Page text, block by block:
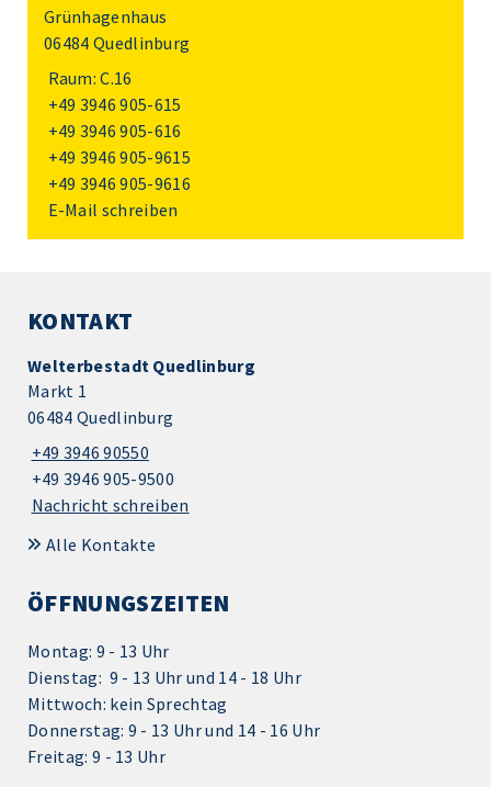
Grünhagenhaus
06484 Quedlinburg
Raum: C.16
+49 3946 905-615
+49 3946 905-616
+49 3946 905-9615
+49 3946 905-9616
E-Mail schreiben
KONTAKT
Welterbestadt Quedlinburg
Markt 1
06484 Quedlinburg
+49 3946 90550
+49 3946 905-9500
Nachricht schreiben
Alle Kontakte
ÖFFNUNGSZEITEN
Montag: 9 - 13 Uhr
Dienstag: 9 - 13 Uhr und 14 - 18 Uhr
Mittwoch: kein Sprechtag
Donnerstag: 9 - 13 Uhr und 14 - 16 Uhr
Freitag: 9 - 13 Uhr